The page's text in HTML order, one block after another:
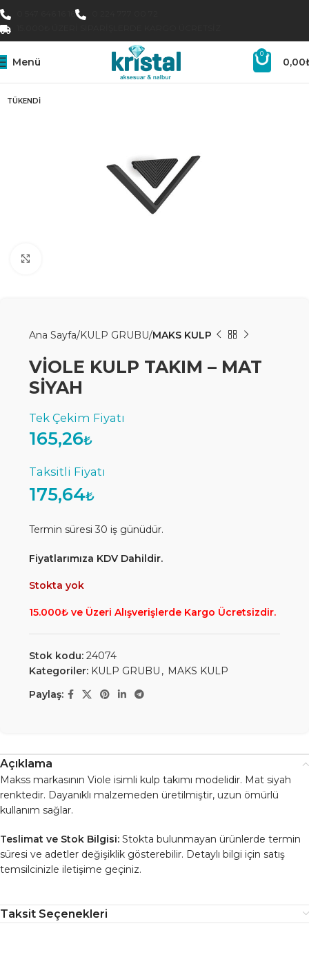
Menü
0
0,00
TÜKENDI
Ana Sayfa KULP GRUBU MAKS KULP
VİOLE KULP TAKIM – MAT
SİYAH
165,26₺
175,64₺
Termin süresi 30 iş günüdür.
Fiyatlarımıza KDV Dahildir.
Stokta yok
15.000₺ ve Üzeri Alışverişlerde Kargo Ücretsizdir.
Stok kodu: 24074
Kategoriler: KULP GRUBU , MAKS KULP
Paylaş:
Açıklama
Makss markasının Viole isimli kulp takımı modelidir. Mat siyah
renktedir. Dayanıklı malzemeden üretilmiştir, uzun ömürlü
kullanım sağlar.
Teslimat ve Stok Bilgisi: Stokta bulunmayan ürünlerde termin
süresi ve adetler değişiklik gösterebilir. Detaylı bilgi için satış
temsilcinizle iletişime geçiniz.
Taksit Seçenekleri